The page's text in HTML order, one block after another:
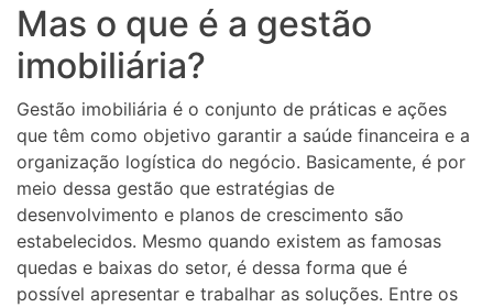
Mas o que é a gestão
imobiliária?
Gestão imobiliária é o conjunto de práticas e ações
que têm como objetivo garantir a saúde financeira e a
organização logística do negócio. Basicamente, é por
meio dessa gestão que estratégias de
desenvolvimento e planos de crescimento são
estabelecidos. Mesmo quando existem as famosas
quedas e baixas do setor, é dessa forma que é
possível apresentar e trabalhar as soluções. Entre os